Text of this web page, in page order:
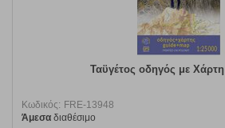
Ταϋγέτος οδηγός με
Κωδικός: FRE-13948
Άμεσα διαθέσιμο